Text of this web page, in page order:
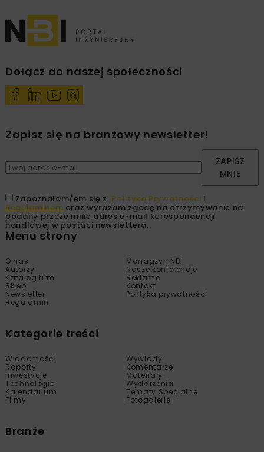
Dołącz do naszej społeczności
Zapisz się na branżowy newsletter!
ZAPISZ
MNIE
Zapoznałam/em się z Polityką Prywatności i
Regulaminem oraz wyrażam zgodę na otrzymywanie na
podany przeze mnie adres e-mail korespondencji
handlowej w postaci newslettera.
Menu strony
O nas
Managzyn NBI
Autorzy
Nasze konferencje
Katalog firm
Reklama
Sklep
Kontakt
Newsletter
Polityka prywatności
Regulamin
Kategorie treści
Wiadomości
Wywiady
Raporty
Komentarze
Inwestycje
Materiały
Technologie
Wydarzenia
Kalendarium
Tematy Specjalne
Filmy
Fotogalerie
Branże